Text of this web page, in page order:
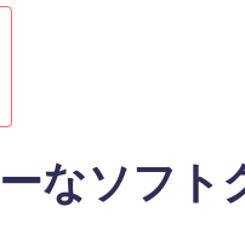
なソフト